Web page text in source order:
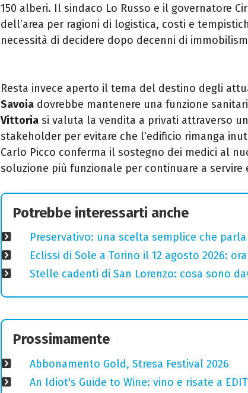
150 alberi. Il sindaco Lo Russo e il governatore
dell’area per ragioni di logistica, costi e
necessità di decidere dopo decenni di
Resta invece aperto il tema del destino degli
Savoia dovrebbe mantenere una funzione
Vittoria si valuta la vendita a privati attraverso
stakeholder per evitare che l’edificio rimanga
Carlo Picco conferma il sostegno dei medici al
soluzione più funzionale per continuare a
Potrebbe interessarti anche
Preservativo: una scelta semplice che
Eclissi di Sole a Torino il 12 agosto 2026:
Stelle cadenti di San Lorenzo: cosa sono
Prossimamente
Abbonamento Gold, Stresa Festival 2026
An Idiot's Guide to Wine: vino e risate a